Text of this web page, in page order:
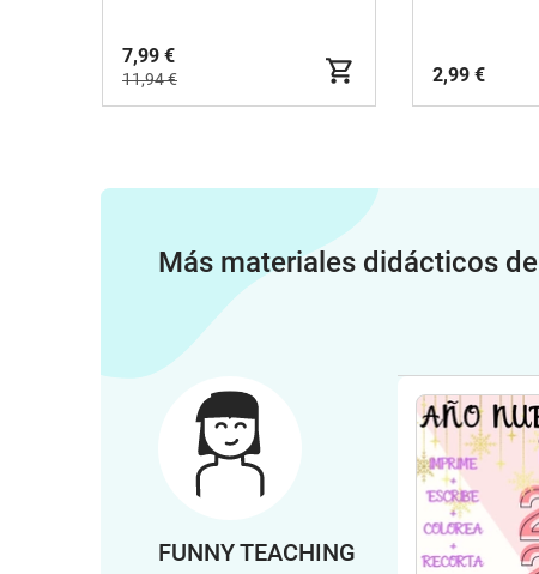
7,99 €
11,94 € 2,99 €
Más materiales didácticos de
FUNNY TEACHING